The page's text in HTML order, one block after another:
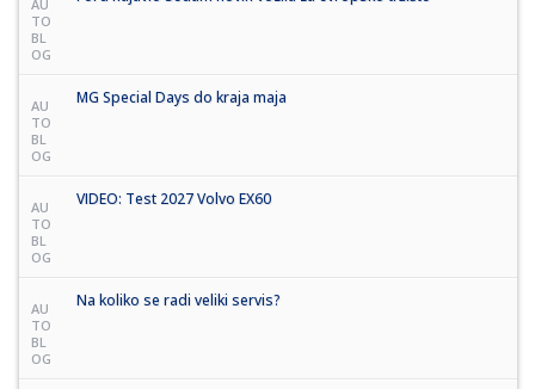
AU
TO
BL
OG
AU
TO
BL
OG
MG Special Days do kraja maja
AU
TO
BL
OG
VIDEO: Test 2027 Volvo EX60
AU
TO
BL
OG
Na koliko se radi veliki servis?